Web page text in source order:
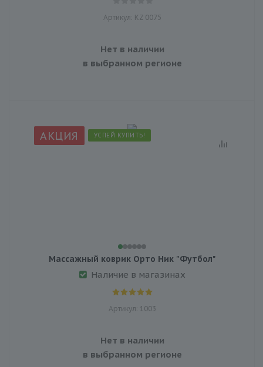
Артикул: KZ 0075
Нет в наличии
в выбранном регионе
АКЦИЯ УСПЕЙ КУПИТЬ!
Массажный коврик Орто Ник "Футбол"
Наличие в магазинах
Артикул: 1003
Нет в наличии
в выбранном регионе